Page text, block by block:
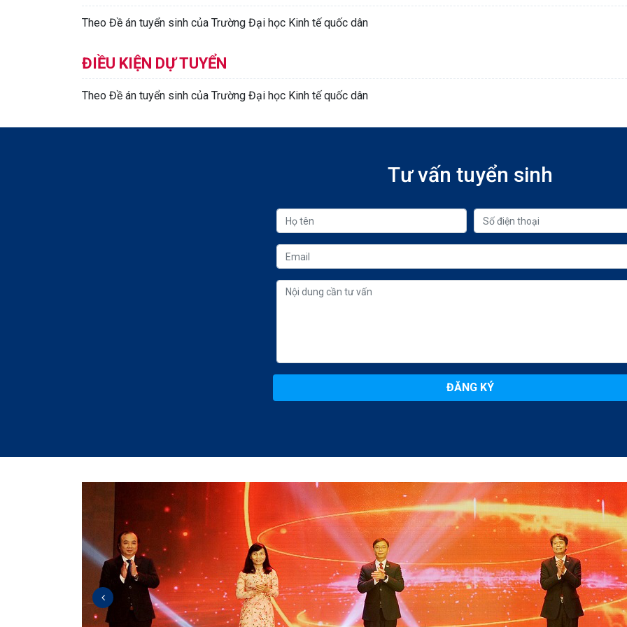
Theo Đề án tuyển sinh của Trường Đại học Kinh tế quốc dân
ĐIỀU KIỆN DỰ TUYỂN
Theo Đề án tuyển sinh của Trường Đại học Kinh tế quốc dân
Tư vấn tuyển sinh
ĐĂNG KÝ